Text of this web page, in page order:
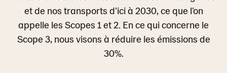
et de nos transports d’ici à 2030, ce que l’on
appelle les Scopes 1 et 2. En ce qui concerne le
Scope 3, nous visons à réduire les émissions de
30%.